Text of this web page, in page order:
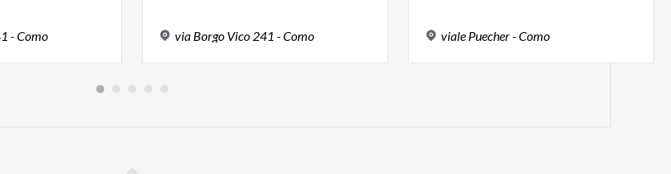
-Como via Borgo Vico 241 -Como viale Puecher-Como